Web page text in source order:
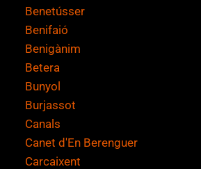
Benetússer
Benifaió
Benigànim
Betera
Bunyol
Burjassot
Canals
Canet d'En Berenguer
Carcaixent